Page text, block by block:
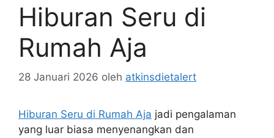
Hiburan Seru di
Rumah Aja
28 Januari 2026 oleh atkinsdietalert
Hiburan Seru di Rumah Aja jadi pengalaman
yang luar biasa menyenangkan dan